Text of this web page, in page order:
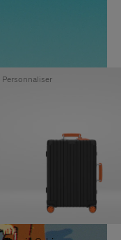
Personnaliser